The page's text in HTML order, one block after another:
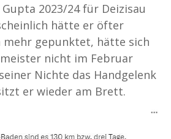
2023/24 für Deizisau
hätte er öfter
mehr gepunktet, hätte sich
nicht im Februar
Nichte das Handgelenk
er wieder am Brett.